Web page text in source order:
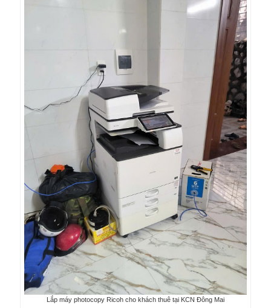
Lắp máy photocopy Ricoh cho khách thuê tại KCN Đông Mai